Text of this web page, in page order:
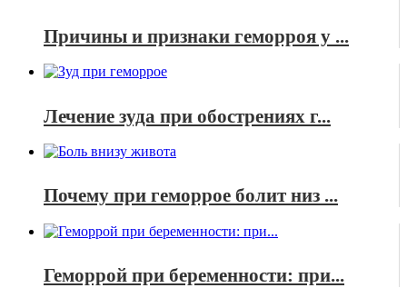
Причины и признаки геморроя у ...
Лечение зуда при обострениях г...
Почему при геморрое болит низ ...
Геморрой при беременности: при...